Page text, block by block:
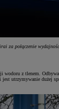
za połączenie
z tlenem.
utrzymywanie dużej